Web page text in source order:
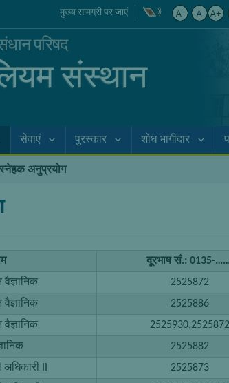
मुख्य सामग्री पर जाएं
परिषद
संस्थान
सेवाएं पुरस्कार शोध भागीदार
अनुप्रयोग
दूरभाष सं.: 0135-
वैज्ञानिक 2525872
वैज्ञानिक 2525886
वैज्ञानिक 2525930,2525872
2525882
II 2525873